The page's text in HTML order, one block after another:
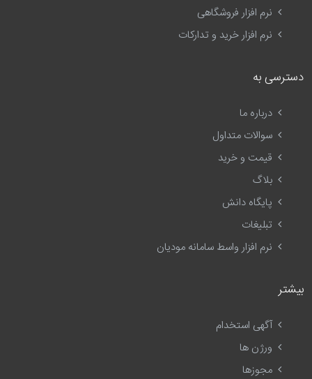
نرم افزار فروشگاهی
نرم افزار خرید و تدارکات
دسترسی به
درباره ما
سوالات متداول
قیمت و خرید
بلاگ
پایگاه دانش
تبلیغات
نرم افزار واسط سامانه مودیان
بیشتر
آگهی استخدام
ورژن ها
مجوزها